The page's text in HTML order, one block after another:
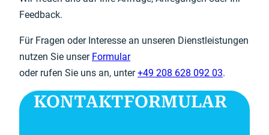
Feedback.
Für Fragen oder Interesse an unseren Dienstleistungen
nutzen Sie unser Formular
oder rufen Sie uns an, unter+49 208 628 092 03.
KONTAKT­FORMULAR